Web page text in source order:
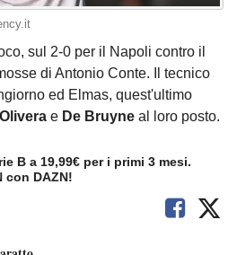
sul 2-0 per il Napoli contro il
di Antonio Conte. Il tecnico
ed Elmas, quest'ultimo
Olivera e De Bruyne al loro posto.
B a 19,99€ per i primi 3 mesi.
con DAZN!